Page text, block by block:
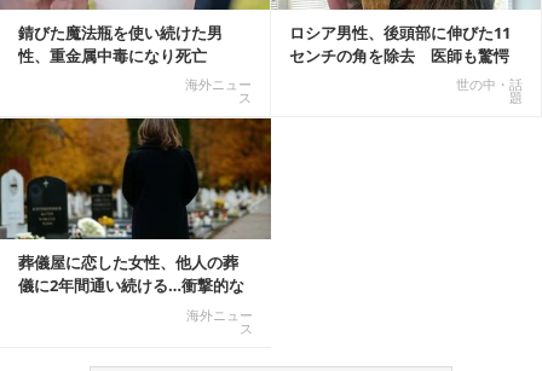
錆びた魔法瓶を使い続けた男
性、重金属中毒になり死亡
海外ニュー
ス
ロシア男性、後頭部に伸びた11
センチの角を除去 医師も驚愕
世の中・話
題
葬儀屋に恋した女性、他人の葬
儀に2年間通い続ける…衝撃的な
海外ニュー
ス